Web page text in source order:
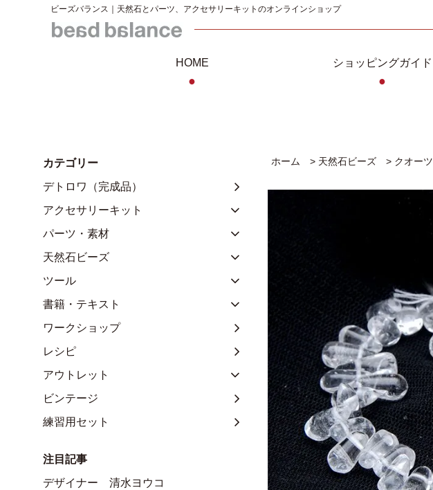
ビーズバランス｜天然石とパーツ、アクセサリーキットのオンラインショップ
HOME
●
ショッピングガイド
●
ホーム > 天然石ビーズ > クオーツ
カテゴリー
デトロワ（完成品）
アクセサリーキット
パーツ・素材
天然石ビーズ
ツール
書籍・テキスト
ワークショップ
レシピ
アウトレット
ビンテージ
練習用セット
注目記事
デザイナー 清水ヨウコ